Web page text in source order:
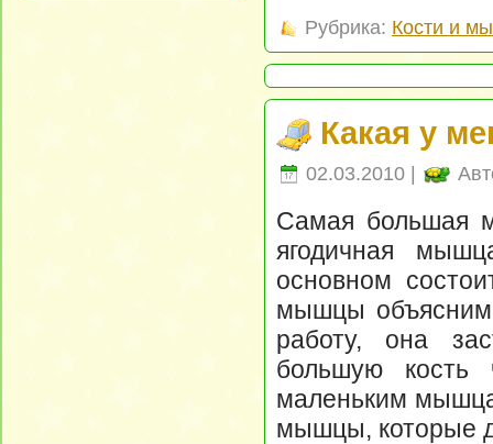
Рубрика: Кости и
Какая у
02.03.2010 |
Самая большая
ягодичная
основном
мышцы
работу, она
большую кость
маленьким
мышцы, которые